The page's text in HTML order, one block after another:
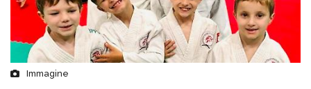
Immagine